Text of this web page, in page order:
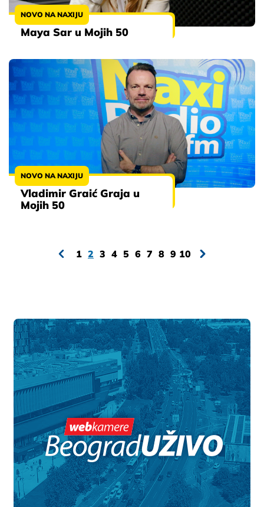
NOVO NA NAXIJU
Maya Sar u Mojih 50
NOVO NA NAXIJU
Vladimir Graić Graja u
Mojih 50
1 2 3 4 5 6 7 8 9 10